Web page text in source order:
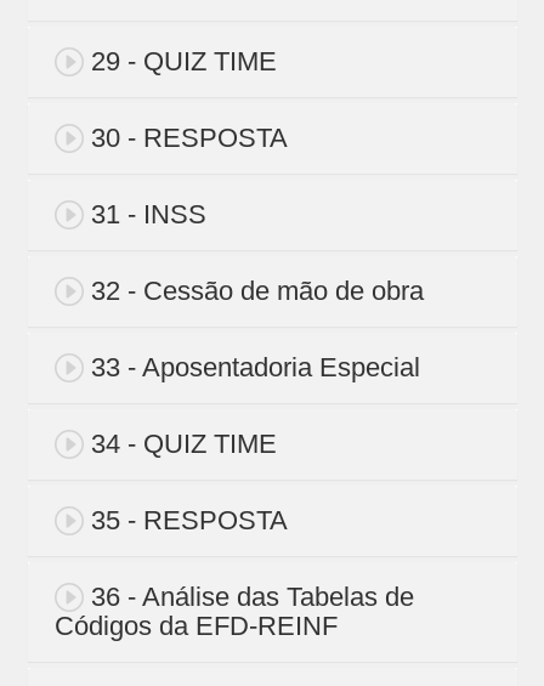
29 - QUIZ TIME
30 - RESPOSTA
31 - INSS
32 - Cessão de mão de obra
33 - Aposentadoria Especial
34 - QUIZ TIME
35 - RESPOSTA
36 - Análise das Tabelas de
Códigos da EFD-REINF